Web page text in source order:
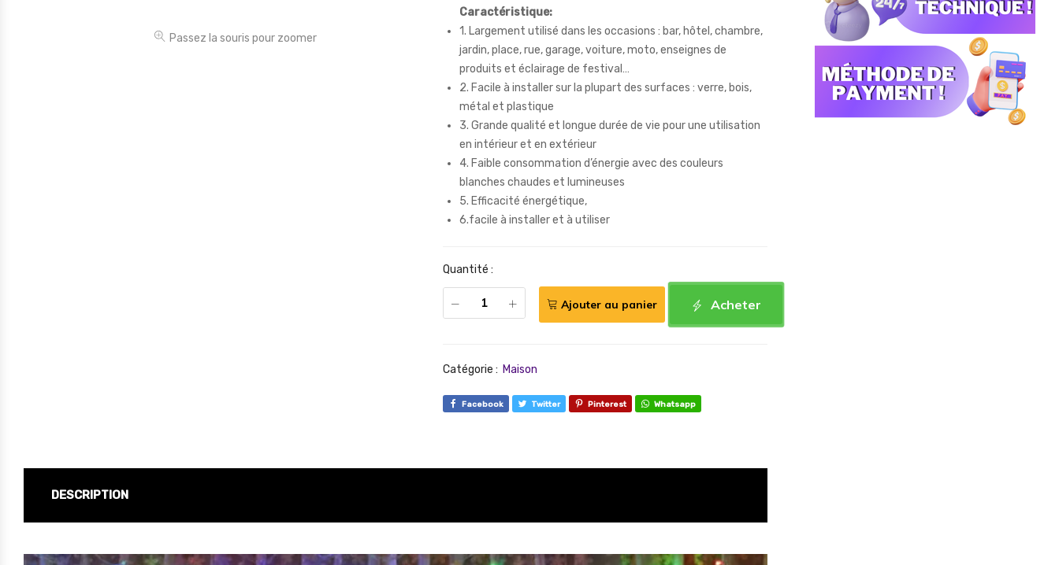
Passez la souris pour zoomer
Caractéristique:
1. Largement utilisé dans les occasions : bar, hôtel, chambre,
jardin, place, rue, garage, voiture, moto, enseignes de
produits et éclairage de festival…
2. Facile à installer sur la plupart des surfaces : verre, bois,
métal et plastique
3. Grande qualité et longue durée de vie pour une utilisation
en intérieur et en extérieur
4. Faible consommation d’énergie avec des couleurs
blanches chaudes et lumineuses
5. Efficacité énergétique,
6.facile à installer et à utiliser
Quantité :
Acheter
Ajouter au panier
Catégorie : Maison
Facebook Twitter Pinterest Whatsapp
DESCRIPTION